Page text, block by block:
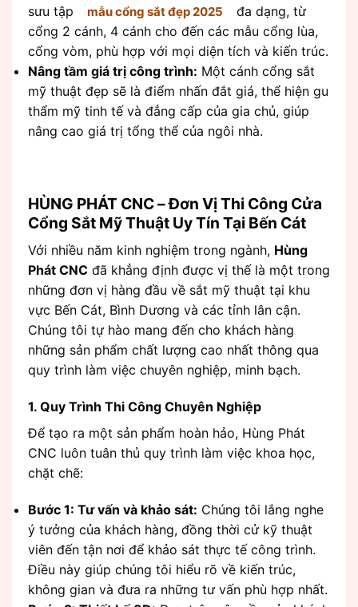
sưu tập
mẫu cổng sắt đẹp 2025
đa dạng, từ
cổng 2 cánh, 4 cánh cho đến các mẫu cổng lùa,
cổng vòm, phù hợp với mọi diện tích và kiến trúc.
Nâng tầm giá trị công trình: Một cánh cổng sắt
mỹ thuật đẹp sẽ là điểm nhấn đắt giá, thể hiện gu
thẩm mỹ tinh tế và đẳng cấp của gia chủ, giúp
nâng cao giá trị tổng thể của ngôi nhà.
HÙNG PHÁT CNC – Đơn Vị Thi Công Cửa
Cổng Sắt Mỹ Thuật Uy Tín Tại Bến Cát
Với nhiều năm kinh nghiệm trong ngành, Hùng
Phát CNC đã khẳng định được vị thế là một trong
những đơn vị hàng đầu về sắt mỹ thuật tại khu
vực Bến Cát, Bình Dương và các tỉnh lân cận.
Chúng tôi tự hào mang đến cho khách hàng
những sản phẩm chất lượng cao nhất thông qua
quy trình làm việc chuyên nghiệp, minh bạch.
1. Quy Trình Thi Công Chuyên Nghiệp
Để tạo ra một sản phẩm hoàn hảo, Hùng Phát
CNC luôn tuân thủ quy trình làm việc khoa học,
chặt chẽ:
Bước 1: Tư vấn và khảo sát: Chúng tôi lắng nghe
ý tưởng của khách hàng, đồng thời cử kỹ thuật
viên đến tận nơi để khảo sát thực tế công trình.
Điều này giúp chúng tôi hiểu rõ về kiến trúc,
không gian và đưa ra những tư vấn phù hợp nhất.